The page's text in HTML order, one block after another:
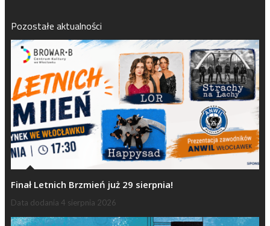
Pozostałe aktualności
Finał Letnich Brzmień już 29 sierpnia!
Data dodania 4 sierpnia 2026